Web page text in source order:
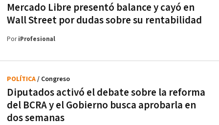
Mercado Libre presentó balance y cayó en
Wall Street por dudas sobre su rentabilidad
PoriProfesional
Diputados activó el debate sobre la reforma
del BCRA y el Gobierno busca aprobarla en
dos semanas
POLÍTICA/ Congreso